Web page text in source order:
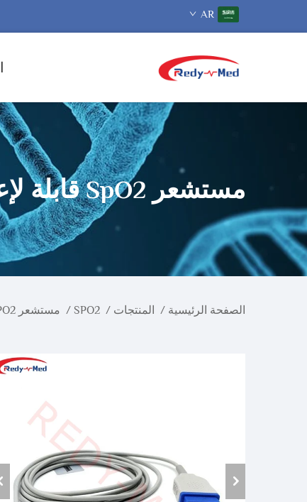
AR
مستشعر SpO2 قابلة لإعادة الاستخدام
الصفحة الرئيسية / المنتجات /
SPO2
/ مستشعر SPO2 قابل لإعادة الاستخدام